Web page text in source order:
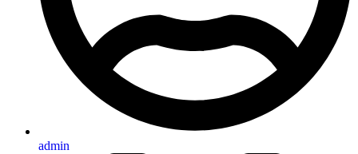
admin